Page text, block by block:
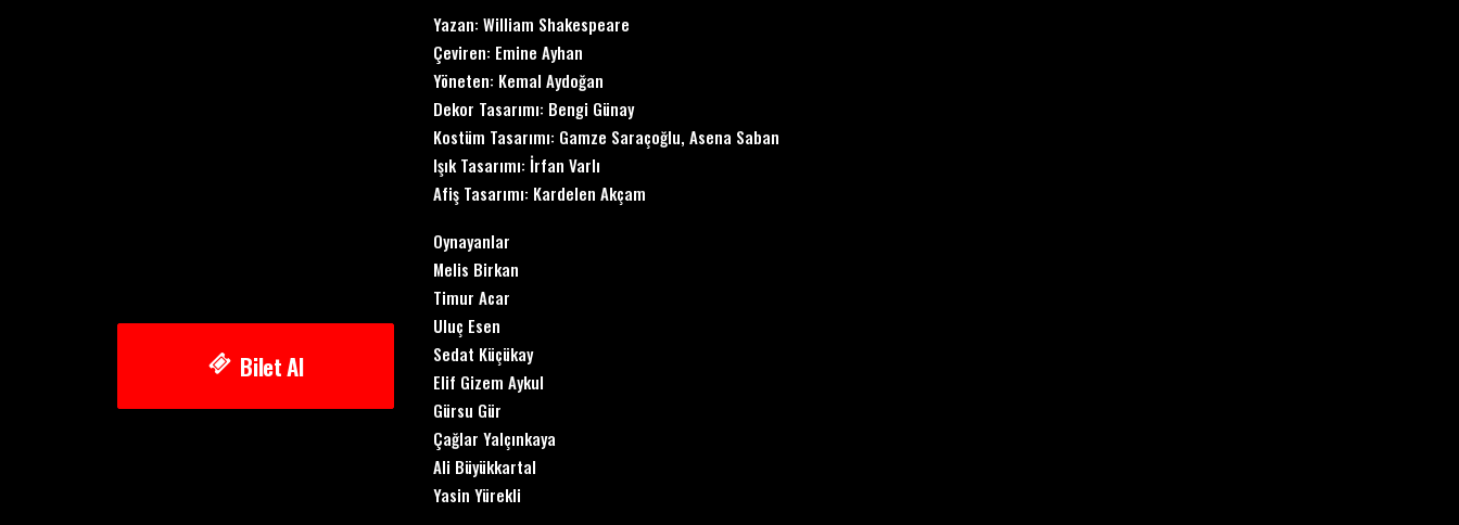
Bilet Al
Yazan: William Shakespeare
Çeviren: Emine Ayhan
Yöneten: Kemal Aydoğan
Dekor Tasarımı: Bengi Günay
Kostüm Tasarımı: Gamze Saraçoğlu, Asena Saban
Işık Tasarımı: İrfan Varlı
Afiş Tasarımı: Kardelen Akçam
Oynayanlar
Melis Birkan
Timur Acar
Uluç Esen
Sedat Küçükay
Elif Gizem Aykul
Gürsu Gür
Çağlar Yalçınkaya
Ali Büyükkartal
Yasin Yürekli